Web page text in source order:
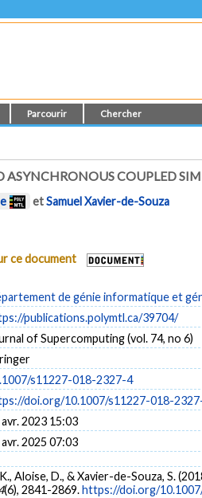
Parcourir Chercher
ASYNCHRONOUS COUPLED
etSamuel Xavier-de-Souza
ce document
de génie informatique et
publications.polymtl.ca/39704/
of Supercomputing (vol. 74, no 6)
s11227-018-2327-4
doi.org/10.1007/s11227-018-
avr. 2023 15:03
2025 07:03
Aloise, D., & Xavier-de-Souza, S.
(6), 2841-2869.https://doi.org/